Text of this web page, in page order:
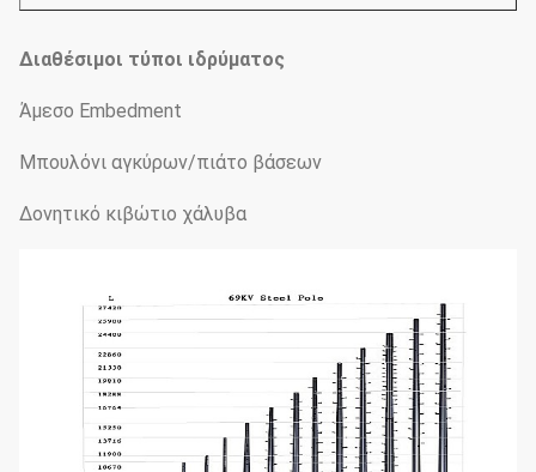
Διαθέσιμοι τύποι ιδρύματος
Άμεσο Embedment
Μπουλόνι αγκύρων/πιάτο βάσεων
Δονητικό κιβώτιο χάλυβα